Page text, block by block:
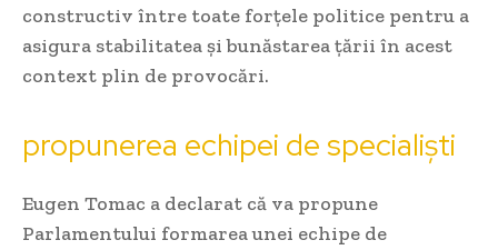
constructiv între toate forțele politice pentru a
asigura stabilitatea și bunăstarea țării în acest
context plin de provocări.
propunerea echipei de specialiști
Eugen Tomac a declarat că va propune
Parlamentului formarea unei echipe de